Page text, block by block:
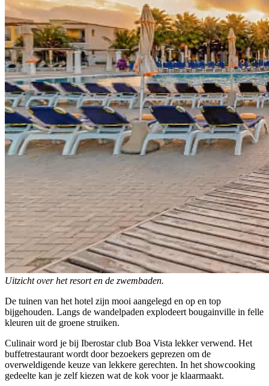
Uitzicht over het resort en de zwembaden.
De tuinen van het hotel zijn mooi aangelegd en op en top
bijgehouden. Langs de wandelpaden explodeert bougainville in felle
kleuren uit de groene struiken.
Culinair word je bij Iberostar club Boa Vista lekker verwend. Het
buffetrestaurant wordt door bezoekers geprezen om de
overweldigende keuze van lekkere gerechten. In het showcooking
gedeelte kan je zelf kiezen wat de kok voor je klaarmaakt.